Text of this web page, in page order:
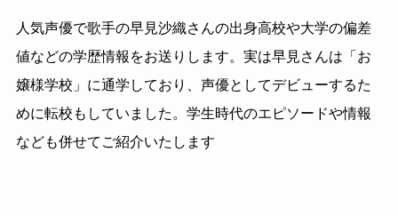
人気声優で歌手の早見沙織さんの出身高校や大学の偏差
値などの学歴情報をお送りします。実は早見さんは「お
嬢様学校」に通学しており、声優としてデビューするた
めに転校もしていました。学生時代のエピソードや情報
なども併せてご紹介いたします